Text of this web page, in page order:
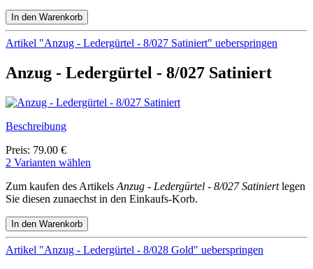
Artikel "Anzug - Ledergürtel - 8/027 Satiniert" ueberspringen
Anzug - Ledergürtel - 8/027 Satiniert
Beschreibung
Preis: 79.00 €
2 Varianten wählen
Zum kaufen des Artikels Anzug - Ledergürtel - 8/027 Satiniertlegen
Sie diesen zunaechst in den Einkaufs-Korb.
Artikel "Anzug - Ledergürtel - 8/028 Gold" ueberspringen